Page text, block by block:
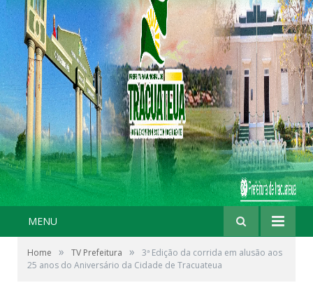
MENU
Home » TV Prefeitura »
3ª Edição da corrida em alusão aos
25 anos do Aniversário da Cidade de Tracuateua